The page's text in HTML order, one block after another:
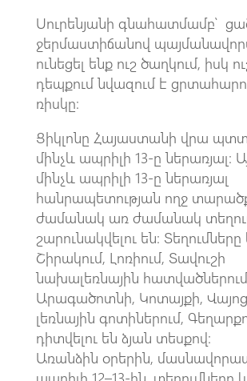
Սուրենյանի գնահատմամբ՝
ջերմաստիճանով
ունեցել ենք ուշ ծաղկում, իսկ
դեպքում նվազում է
ռիսկը։
Ցիկլոնը Հայաստանի վրա
մինչև ապրիլի 13-ը ներառյալ։
մինչև ապրիլի 13-ը ներառյալ
հանրապետության ողջ
ժամանակ առ ժամանակ
շարունակվելու են։ Տեղումները
Շիրակում, Լոռիում, Տավուշի
նախալեռնային
Արագածոտնի, Կոտայքի,
լեռնային գոտիներում,
դիտվելու են ձյան տեսքով։
Առանձին օրերին,